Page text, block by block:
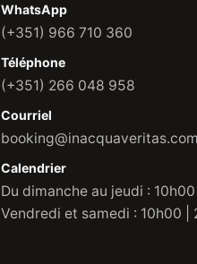
WhatsApp
(+351) 966 710 360
Téléphone
(+351) 266 048 958
Courriel
booking@inacquaveritas.com
Calendrier
Du dimanche au jeudi :
Vendredi et samedi : 10h00 |